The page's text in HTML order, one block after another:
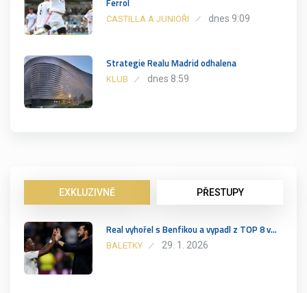
CASTILLA A JUNIOŘI dnes 9:09
Strategie Realu Madrid odhalena
KLUB dnes 8:59
EXKLUZIVNĚ PŘESTUPY
Real vyhořel s Benfikou a vypadl z TOP 8 v…
BALETKY 29. 1. 2026